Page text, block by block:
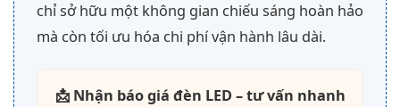
chỉ sở hữu một không gian chiếu sáng hoàn hảo
mà còn tối ưu hóa chi phí vận hành lâu dài.
📩 Nhận báo giá đèn LED – tư vấn nhanh